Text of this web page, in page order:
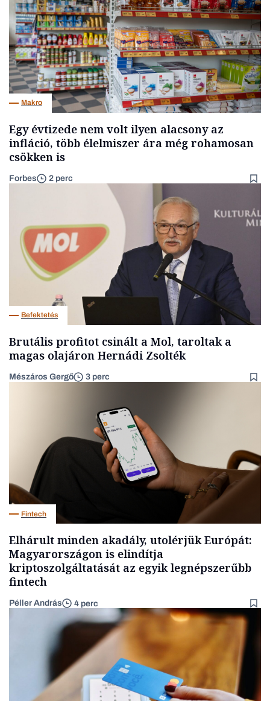
Makro
Egy évtizede nem volt ilyen alacsony az
infláció, több élelmiszer ára még rohamosan
csökken is
Forbes 2 perc
Befektetés
Brutális profitot csinált a Mol, taroltak a
magas olajáron Hernádi Zsolték
Mészáros Gergő 3 perc
Fintech
Elhárult minden akadály, utolérjük Európát:
Magyarországon is elindítja
kriptoszolgáltatását az egyik legnépszerűbb
fintech
Péller András 4 perc